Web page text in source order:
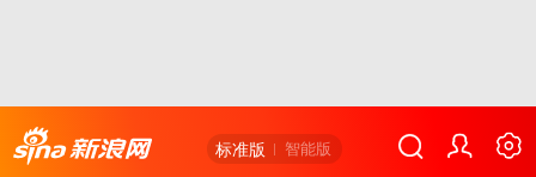
标准版 智能版